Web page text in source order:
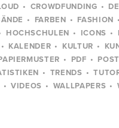
CROWDFUNDING
FARBEN FASHION
HOCHSCHULEN ICONS
KALENDER KULTUR
PDF
TRENDS
VIDEOS WALLPAPERS